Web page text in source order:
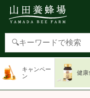
キャンペー
ン
健康